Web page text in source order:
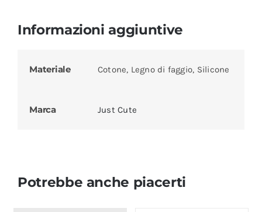
Informazioni aggiuntive
Materiale Cotone, Legno di faggio, Silicone
Marca Just Cute
Potrebbe anche piacerti